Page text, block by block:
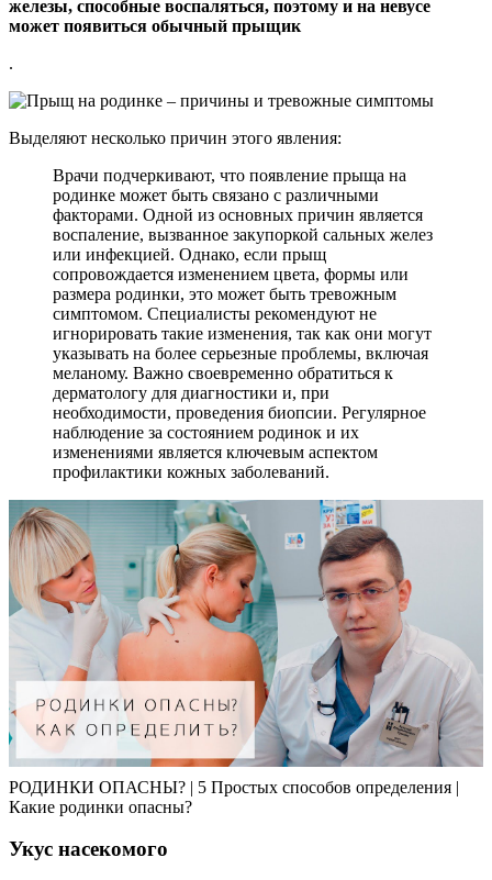
железы, способные воспаляться, поэтому и на невусе
может появиться обычный прыщик
.
Выделяют несколько причин этого явления:
Врачи подчеркивают, что появление прыща на
родинке может быть связано с различными
факторами. Одной из основных причин является
воспаление, вызванное закупоркой сальных желез
или инфекцией. Однако, если прыщ
сопровождается изменением цвета, формы или
размера родинки, это может быть тревожным
симптомом. Специалисты рекомендуют не
игнорировать такие изменения, так как они могут
указывать на более серьезные проблемы, включая
меланому. Важно своевременно обратиться к
дерматологу для диагностики и, при
необходимости, проведения биопсии. Регулярное
наблюдение за состоянием родинок и их
изменениями является ключевым аспектом
профилактики кожных заболеваний.
РОДИНКИ ОПАСНЫ? | 5 Простых способов определения |
Какие родинки опасны?
Укус насекомого